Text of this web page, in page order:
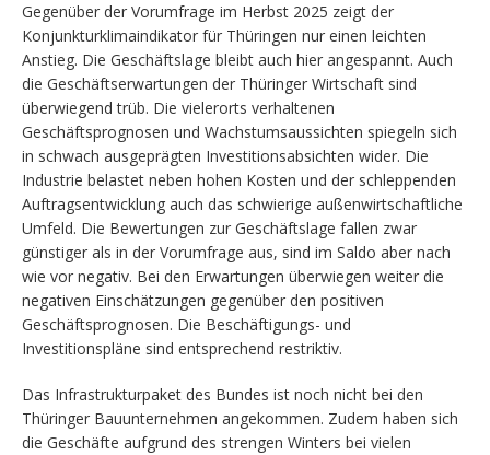
Gegenüber der Vorumfrage im Herbst 2025 zeigt der
Konjunkturklimaindikator für Thüringen nur einen leichten
Anstieg. Die Geschäftslage bleibt auch hier angespannt. Auch
die Geschäftserwartungen der Thüringer Wirtschaft sind
überwiegend trüb. Die vielerorts verhaltenen
Geschäftsprognosen und Wachstumsaussichten spiegeln sich
in schwach ausgeprägten Investitionsabsichten wider. Die
Industrie belastet neben hohen Kosten und der schleppenden
Auftragsentwicklung auch das schwierige außenwirtschaftliche
Umfeld. Die Bewertungen zur Geschäftslage fallen zwar
günstiger als in der Vorumfrage aus, sind im Saldo aber nach
wie vor negativ. Bei den Erwartungen überwiegen weiter die
negativen Einschätzungen gegenüber den positiven
Geschäftsprognosen. Die Beschäftigungs- und
Investitionspläne sind entsprechend restriktiv.
Das Infrastrukturpaket des Bundes ist noch nicht bei den
Thüringer Bauunternehmen angekommen. Zudem haben sich
die Geschäfte aufgrund des strengen Winters bei vielen